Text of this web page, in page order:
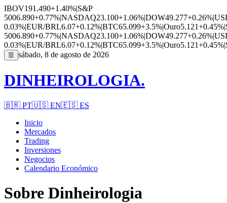
IBOV191.490+1.40%|S&P
5006.890+0.77%|NASDAQ23.100+1.06%|DOW49.277+0.26%|
0.03%|EUR/BRL6.07+0.12%|BTC65.099+3.5%|Ouro5.121+0.45%|
5006.890+0.77%|NASDAQ23.100+1.06%|DOW49.277+0.26%|
0.03%|EUR/BRL6.07+0.12%|BTC65.099+3.5%|Ouro5.121+0.45%|
☰ sábado, 8 de agosto de 2026
DINHEIROLOGIA.
🇧🇷 PT🇺🇸 EN🇪🇸 ES
Inicio
Mercados
Trading
Inversiones
Negocios
Calendario Económico
Sobre Dinheirologia